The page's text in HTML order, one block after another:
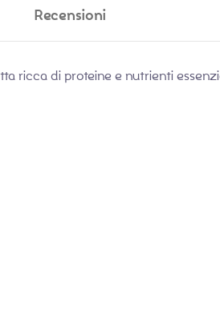
Recensioni
ricca di proteine e nutrienti